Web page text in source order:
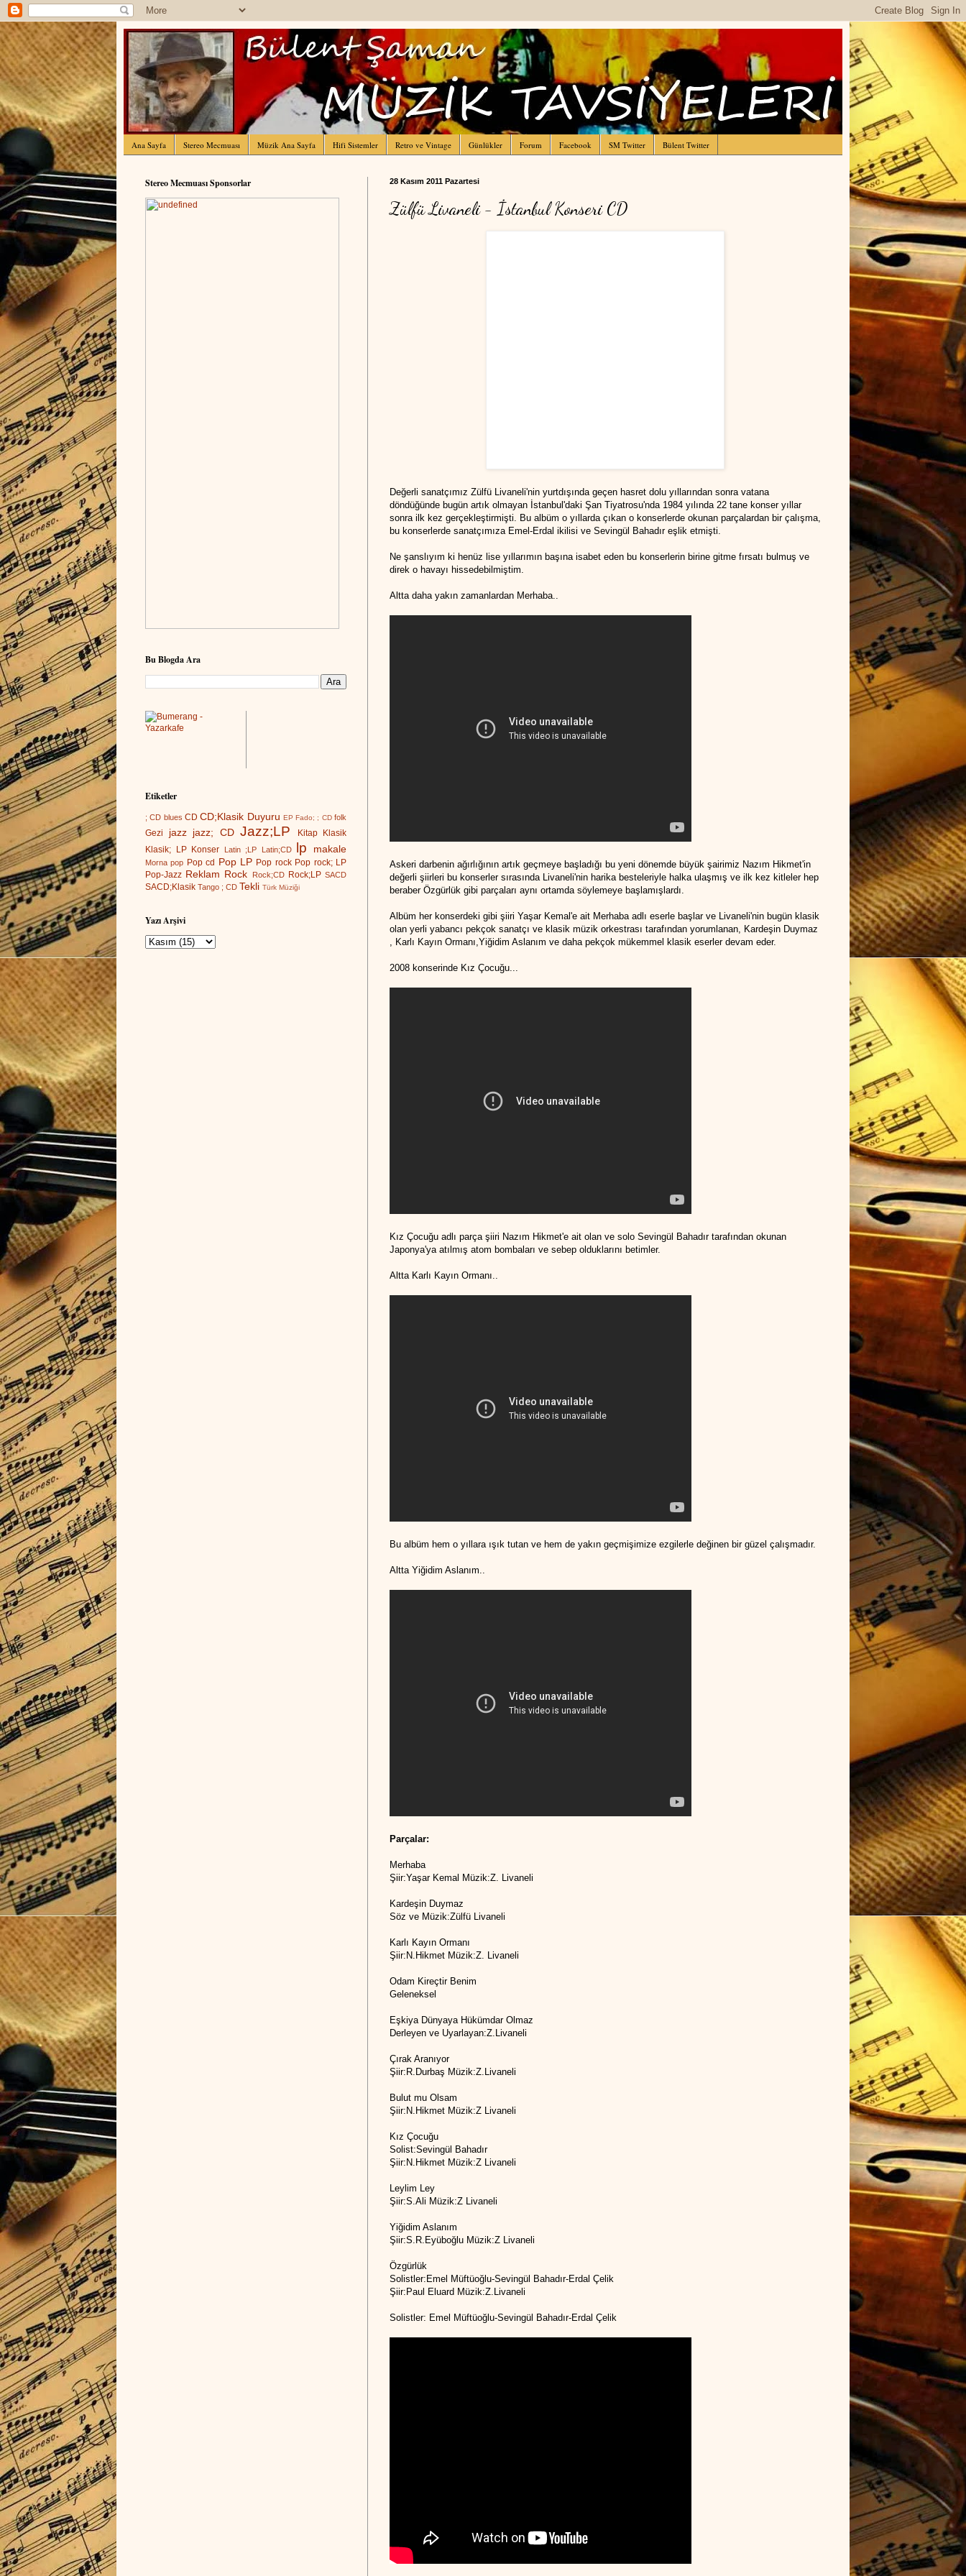
Ana Sayfa Stereo Mecmuası Müzik Ana Sayfa Hifi Sistemler Retro ve Vintage Günlükler Forum Facebook SM Twitter Bülent Twitter
28 Kasım 2011 Pazartesi
Zülfü Livaneli - İstanbul Konseri CD
Değerli sanatçımız Zülfü Livaneli'nin yurtdışında geçen hasret dolu yıllarından sonra vatana
döndüğünde bugün artık olmayan İstanbul'daki Şan Tiyatrosu'nda 1984 yılında 22 tane konser yıllar
sonra ilk kez gerçekleştirmişti. Bu albüm o yıllarda çıkan o konserlerde okunan parçalardan bir çalışma,
bu konserlerde sanatçımıza Emel-Erdal ikilisi ve Sevingül Bahadır eşlik etmişti.
Ne şanslıyım ki henüz lise yıllarımın başına isabet eden bu konserlerin birine gitme fırsatı bulmuş ve
direk o havayı hissedebilmiştim.
Altta daha yakın zamanlardan Merhaba..
Askeri darbenin ağırlığının artık geçmeye başladığı bu yeni dönemde büyük şairimiz Nazım Hikmet'in
değerli şiirleri bu konserler sırasında Livaneli'nin harika besteleriyle halka ulaşmış ve ilk kez kitleler hep
beraber Özgürlük gibi parçaları aynı ortamda söylemeye başlamışlardı.
Albüm her konserdeki gibi şiiri Yaşar Kemal'e ait Merhaba adlı eserle başlar ve Livaneli'nin bugün klasik
olan yerli yabancı pekçok sanatçı ve klasik müzik orkestrası tarafından yorumlanan, Kardeşin Duymaz
, Karlı Kayın Ormanı,Yiğidim Aslanım ve daha pekçok mükemmel klasik eserler devam eder.
2008 konserinde Kız Çocuğu...
Kız Çocuğu adlı parça şiiri Nazım Hikmet'e ait olan ve solo Sevingül Bahadır tarafından okunan
Japonya'ya atılmış atom bombaları ve sebep olduklarını betimler.
Altta Karlı Kayın Ormanı..
Bu albüm hem o yıllara ışık tutan ve hem de yakın geçmişimize ezgilerle değinen bir güzel çalışmadır.
Altta Yiğidim Aslanım..
Parçalar:
Merhaba
Şiir:Yaşar Kemal Müzik:Z. Livaneli
Kardeşin Duymaz
Söz ve Müzik:Zülfü Livaneli
Karlı Kayın Ormanı
Şiir:N.Hikmet Müzik:Z. Livaneli
Odam Kireçtir Benim
Geleneksel
Eşkiya Dünyaya Hükümdar Olmaz
Derleyen ve Uyarlayan:Z.Livaneli
Çırak Aranıyor
Şiir:R.Durbaş Müzik:Z.Livaneli
Bulut mu Olsam
Şiir:N.Hikmet Müzik:Z Livaneli
Kız Çocuğu
Solist:Sevingül Bahadır
Şiir:N.Hikmet Müzik:Z Livaneli
Leylim Ley
Şiir:S.Ali Müzik:Z Livaneli
Yiğidim Aslanım
Şiir:S.R.Eyüboğlu Müzik:Z Livaneli
Özgürlük
Solistler:Emel Müftüoğlu-Sevingül Bahadır-Erdal Çelik
Şiir:Paul Eluard Müzik:Z.Livaneli
Solistler: Emel Müftüoğlu-Sevingül Bahadır-Erdal Çelik
Stereo Mecmuası Sponsorlar
Bu Blogda Ara
Etiketler
; CD blues CD CD;Klasik Duyuru EP Fado; ; CD folk
Gezi jazz jazz; CD Jazz;LP Kitap
Klasik
Klasik; LP
Konser Latin ;LP Latin;CD lp makale
Morna pop Pop cd Pop LP Pop rock Pop rock; LP
Pop-Jazz Reklam Rock Rock;CD Rock;LP SACD
SACD;Klasik Tango ; CD Tekli Türk Müziği
Yazı Arşivi